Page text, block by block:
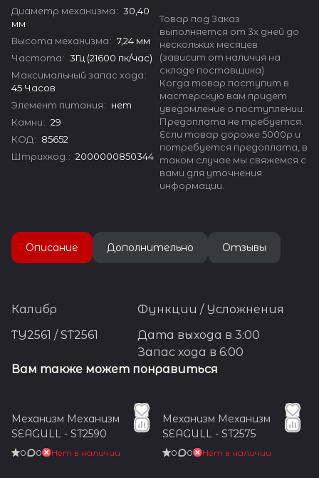
Диаметр механизма: 30,40
мм
Высота механизма: 7,24 мм
Частота: 3Гц (21600 пк/час)
Максимальный запас хода:
45 Часов
Элемент питания: нет
Камни: 29
КОД: 85652
Штрихкод. : 2000000850344
Товар под Заказ
выполняется от 3х дней до
нескольких месяцев
(зависит от наличия на
складе поставщика)
Когда товар поступит в
мастерскую вам придёт
уведомление о поступлении.
Предоплата не требуется.
Если товар дороже 5000р и
потребуется предоплата, в
таком случае мы свяжемся с
вами для уточнения
информации.
Описание Дополнительно Отзывы
Калибр
Функции / Усложнения
TY2561 / ST2561
Дата выхода в 3:00
Запас хода в 6:00
Вам также может понравиться
Механизм Механизм
SEAGULL - ST2590
0 0 Нет в наличии
Механизм Механизм
SEAGULL - ST2575
0 0 Нет в наличии